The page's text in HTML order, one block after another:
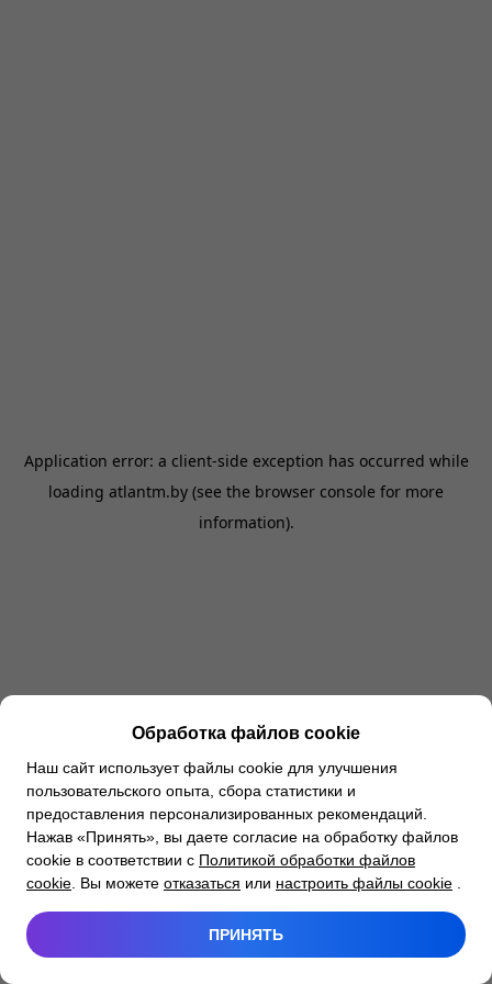
Application error: a client-side exception has occurred while
loading atlantm.by (see the browser console for more
information).
Обработка файлов cookie
Наш сайт использует файлы cookie для улучшения
пользовательского опыта, сбора статистики и
предоставления персонализированных рекомендаций.
Нажав «Принять», вы даете согласие на обработку файлов
cookie в соответствии с Политикой обработки файлов
cookie . Вы можете отказаться или настроить файлы cookie
ПРИНЯТЬ